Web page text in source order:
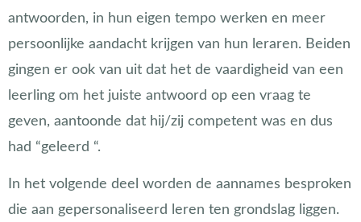
antwoorden, in hun eigen tempo werken en meer
persoonlijke aandacht krijgen van hun leraren. Beiden
gingen er ook van uit dat het de vaardigheid van een
leerling om het juiste antwoord op een vraag te
geven, aantoonde dat hij/zij competent was en dus
had “geleerd “.
In het volgende deel worden de aannames besproken
die aan gepersonaliseerd leren ten grondslag liggen.